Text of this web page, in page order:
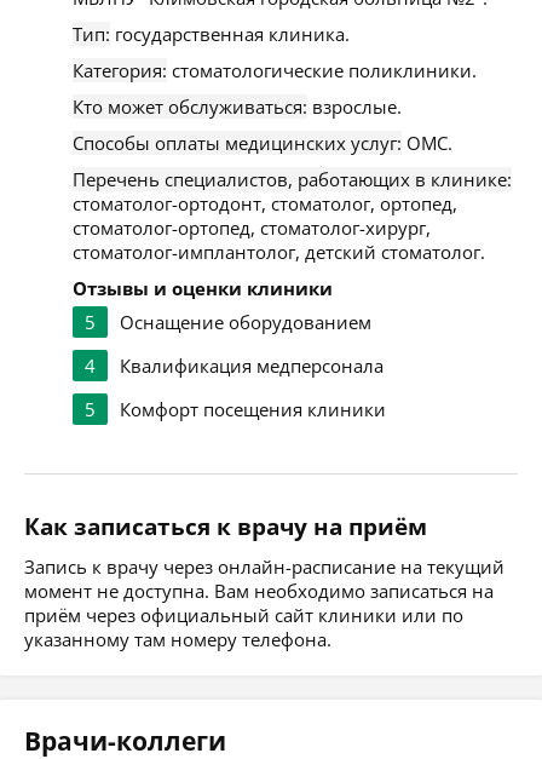
Тип: государственная клиника.
Категория: стоматологические поликлиники.
Кто может обслуживаться: взрослые.
Способы оплаты медицинских услуг: ОМС.
Перечень специалистов, работающих в клинике:
стоматолог-ортодонт, стоматолог, ортопед,
стоматолог-ортопед, стоматолог-хирург,
стоматолог-имплантолог, детский стоматолог.
Отзывы и оценки клиники
5
Оснащение оборудованием
4
Квалификация медперсонала
5
Комфорт посещения клиники
Как записаться к врачу на приём
Запись к врачу через онлайн-расписание на текущий
момент не доступна. Вам необходимо записаться на
приём через официальный сайт клиники или по
указанному там номеру телефона.
Врачи-коллеги